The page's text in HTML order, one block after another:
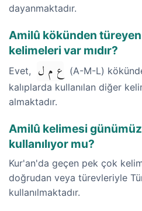
dayanmaktadır.
Amilû kökünden
kelimeleri var mıdır?
Evet, ع م ل
(A-M-L)
kalıplarda kullanılan diğer
almaktadır.
Amilû kelimesi
kullanılıyor mu?
Kur'an'da geçen pek çok
doğrudan veya türevleriyle
kullanılmaktadır.